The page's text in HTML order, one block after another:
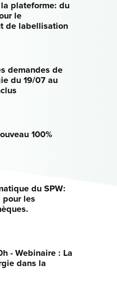
plateforme: du
le
de labellisation
demandes de
du 19/07 au
100%
du SPW:
pour les
- Webinaire : La
dans la